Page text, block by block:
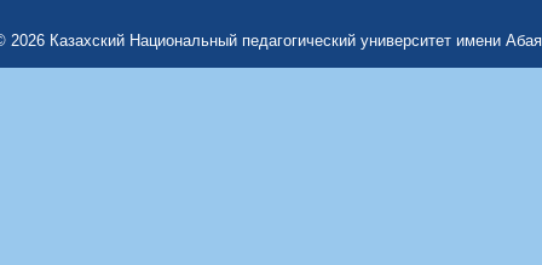
2026 Казахский Национальный педагогический университет имени Абая